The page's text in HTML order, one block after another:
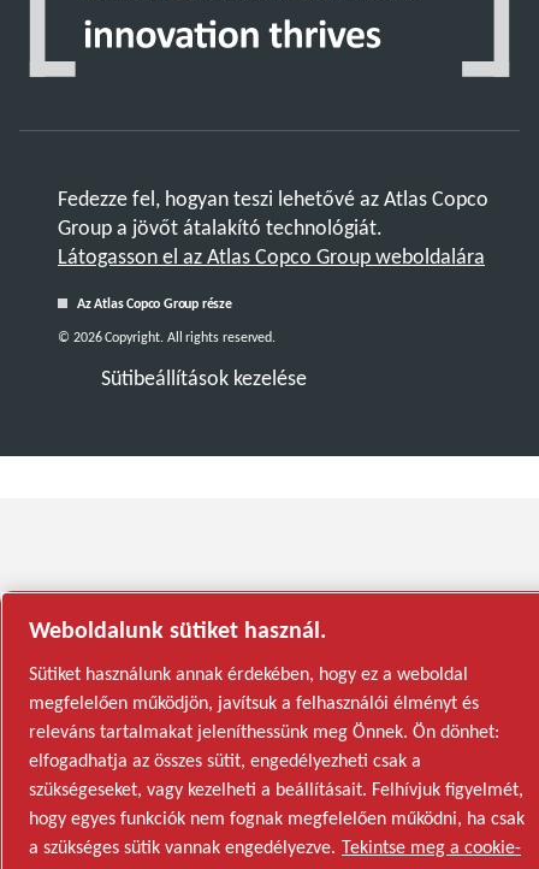
Fedezze fel, hogyan teszi lehetővé az Atlas Copco
Group a jövőt átalakító technológiát.
Látogasson el az Atlas Copco Group weboldalára
Az Atlas Copco Group része
Sütibeállítások kezelése
© 2026 Copyright. All rights reserved.
Weboldalunk sütiket használ.
Sütiket használunk annak érdekében, hogy ez a weboldal
megfelelően működjön, javítsuk a felhasználói élményt és
releváns tartalmakat jeleníthessünk meg Önnek. Ön dönhet:
elfogadhatja az összes sütit, engedélyezheti csak a
szükségeseket, vagy kezelheti a beállításait. Felhívjuk figyelmét,
hogy egyes funkciók nem fognak megfelelően működni, ha csak
a szükséges sütik vannak engedélyezve. Tekintse meg a cookie-